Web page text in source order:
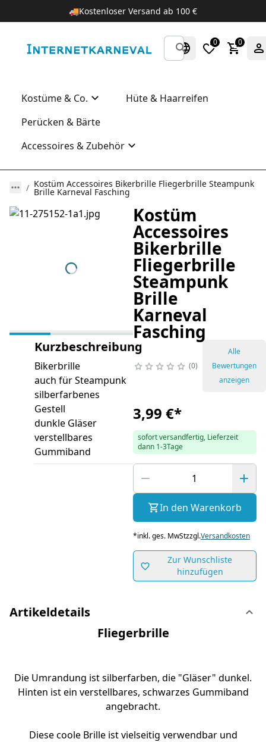
🚚Kostenloser Versand ab 100 €
0 0
Kostüme & Co.
Hüte & Haarreifen
Perücken & Bärte
Accessoires & Zubehör
Kostüm Accessoires Bikerbrille Fliegerbrille Steampunk
Brille Karneval Fasching
Kurzbeschreibung
Bikerbrille
auch für Steampunk
silberfarbenes
Gestell
dunkle Gläser
verstellbares
Gummiband
Kostüm
Accessoires
Bikerbrille
Fliegerbrille
Steampunk
Brille
Karneval
Fasching
0
Alle
Bewertungen
anzeigen
3,99 €*
sofort versandfertig, Lieferzeit
dann 1-3Tage
In den Warenkorb
*inkl. ges. MwStzzgl.Versandkosten
Zur Wunschliste
hinzufügen
Artikeldetails
Fliegerbrille
Die Umrandung ist silberfarben, die "Gläser" dunkel.
Hinten ist ein verstellbares, schwarzes Gummiband
angebracht.
Diese coole Brille ist vielseitig verwendbar und